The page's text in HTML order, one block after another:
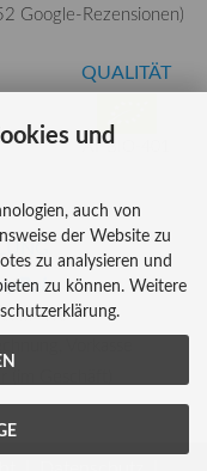
Google-Rezensionen)
QUALITÄT
AT-BIO-401
(im Geschäft)
und
auch von
der Website zu
zu analysieren und
zu können. Weitere